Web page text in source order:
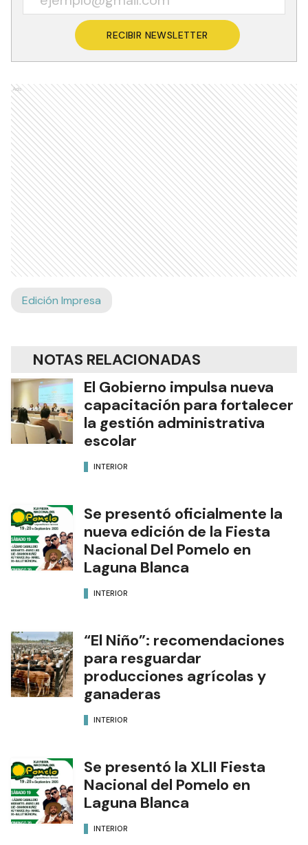
RECIBIR NEWSLETTER
Ads
Edición Impresa
NOTAS RELACIONADAS
El Gobierno impulsa nueva
capacitación para fortalecer
la gestión administrativa
escolar
INTERIOR
Se presentó oficialmente la
nueva edición de la Fiesta
Nacional Del Pomelo en
Laguna Blanca
INTERIOR
“El Niño”: recomendaciones
para resguardar
producciones agrícolas y
ganaderas
INTERIOR
Se presentó la XLII Fiesta
Nacional del Pomelo en
Laguna Blanca
INTERIOR